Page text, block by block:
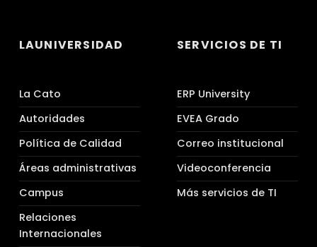
LAUNIVERSIDAD
La Cato
Autoridades
Política de Calidad
Áreas administrativas
Campus
Relaciones
Internacionales
SERVICIOS DE TI
ERP University
EVEA Grado
Correo institucional
Videoconferencia
Más servicios de TI